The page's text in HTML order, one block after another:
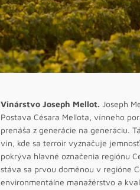
Vinárstvo Joseph Mellot. Joseph
Postava Césara Mellota, vínneho
prenáša z generácie na generáciu.
vín, kde sa terroir vyznačuje
pokrýva hlavné označenia regiónu
stáva sa prvou doménou v regióne
environmentálne manažérstvo a